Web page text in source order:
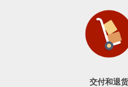
交付和退货